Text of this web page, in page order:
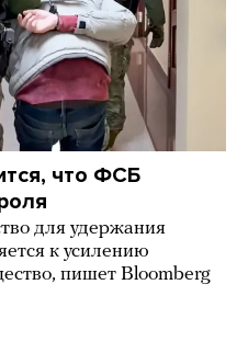
что ФСБ
для удержания
к усилению
пишет Bloomberg